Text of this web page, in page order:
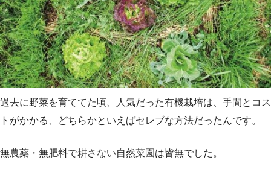
過去に野菜を育ててた頃、人気だった有機栽培は、手間とコス
トがかかる、どちらかといえばセレブな方法だったんです。
無農薬・無肥料で耕さない自然菜園は皆無でした。